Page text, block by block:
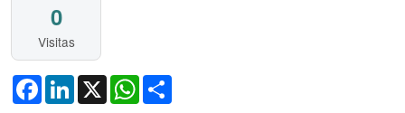
0
Visitas
FacebookLinkedIn
X WhatsApp